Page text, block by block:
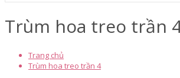
Trùm hoa treo trần
Trang chủ
Trùm hoa treo trần 4